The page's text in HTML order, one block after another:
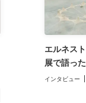
エルネス
展で語っ
した存在
インタビュー